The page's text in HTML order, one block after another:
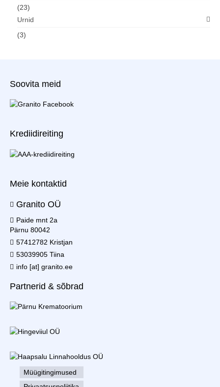
(23)
Urnid
(3)
Soovita meid
Krediidireiting
Meie kontaktid
Granito OÜ
Paide mnt 2a
Pärnu 80042
57412782 Kristjan
53039905 Tiina
info [at] granito.ee
Partnerid & sõbrad
Müügitingimused